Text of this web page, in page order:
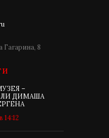
Гагарина, 8
–
ДИМАША
14:12